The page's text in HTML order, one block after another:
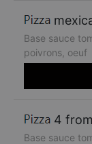
Base sauce
poivrons, oeuf
4
Base sauce